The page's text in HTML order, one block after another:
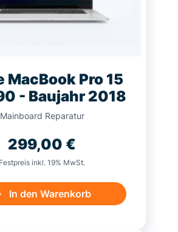
MacBook Pro 15
- Baujahr 2018
Mainboard Reparatur
299,00 €
Festpreis inkl. 19% MwSt.
In den Warenkorb